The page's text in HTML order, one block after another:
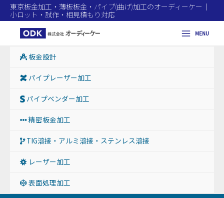
東京板金加工・薄板板金・パイプ(曲げ)加工のオーディーケー｜
小ロット・試作・相見積もり対応
MENU
板金設計
パイプレーザー加工
パイプベンダー加工
精密板金加工
TIG溶接・アルミ溶接・ステンレス溶接
レーザー加工
表面処理加工